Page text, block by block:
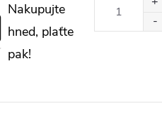
Nakupujte
hned, plaťte
pak!